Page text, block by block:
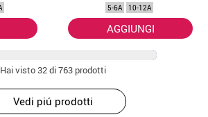
5-6A 10-12A
AGGIUNGI
Hai visto32di 763 prodotti
Vedi piú prodotti